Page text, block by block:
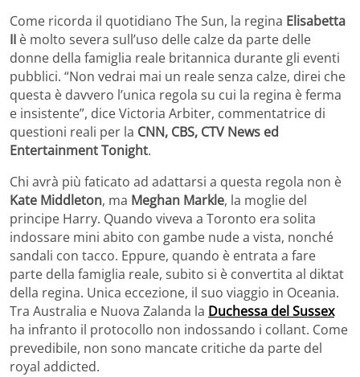
Come ricorda il quotidiano The Sun, la regina Elisabetta
II è molto severa sull’uso delle calze da parte delle
donne della famiglia reale britannica durante gli eventi
pubblici. “Non vedrai mai un reale senza calze, direi che
questa è davvero l’unica regola su cui la regina è ferma
e insistente”, dice Victoria Arbiter, commentatrice di
questioni reali per la CNN, CBS, CTV News ed
Entertainment Tonight.
Chi avrà più faticato ad adattarsi a questa regola non è
Kate Middleton, ma Meghan Markle, la moglie del
principe Harry. Quando viveva a Toronto era solita
indossare mini abito con gambe nude a vista, nonché
sandali con tacco. Eppure, quando è entrata a fare
parte della famiglia reale, subito si è convertita al diktat
della regina. Unica eccezione, il suo viaggio in Oceania.
Tra Australia e Nuova Zalanda la Duchessa del Sussex
ha infranto il protocollo non indossando i collant. Come
prevedibile, non sono mancate critiche da parte del
royal addicted.